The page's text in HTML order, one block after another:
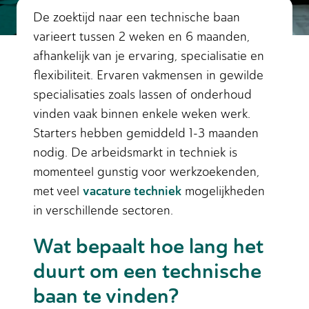
De zoektijd naar een technische baan
varieert tussen 2 weken en 6 maanden,
afhankelijk van je ervaring, specialisatie en
flexibiliteit. Ervaren vakmensen in gewilde
specialisaties zoals lassen of onderhoud
vinden vaak binnen enkele weken werk.
Starters hebben gemiddeld 1-3 maanden
nodig. De arbeidsmarkt in techniek is
momenteel gunstig voor werkzoekenden,
met veel vacature techniek mogelijkheden
in verschillende sectoren.
Wat bepaalt hoe lang het
duurt om een technische
baan te vinden?